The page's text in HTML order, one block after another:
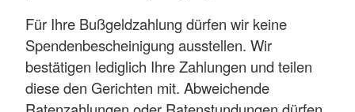
Für Ihre Bußgeldzahlung dürfen wir keine
Spendenbescheinigung ausstellen. Wir
bestätigen lediglich Ihre Zahlungen und teilen
diese den Gerichten mit. Abweichende